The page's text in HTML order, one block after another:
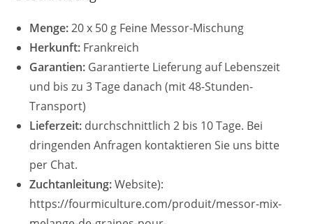
Menge:20 x 50 g Feine Messor-Mischung
Herkunft: Frankreich
Garantien: Garantierte Lieferung auf Lebenszeit
und bis zu 3 Tage danach (mit 48-Stunden-
Transport)
Lieferzeit: durchschnittlich 2 bis 10 Tage. Bei
dringenden Anfragen kontaktieren Sie uns bitte
per Chat.
Zuchtanleitung:Website):
https://fourmiculture.com/produit/messor-mix-